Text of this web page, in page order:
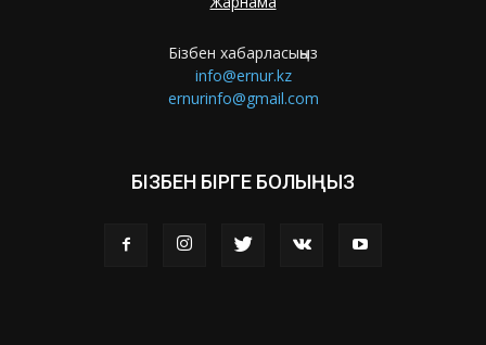
Бізбен хабарласыңыз
info@ernur.kz
ernurinfo@gmail.com
БІЗБЕН БІРГЕ БОЛЫҢЫЗ